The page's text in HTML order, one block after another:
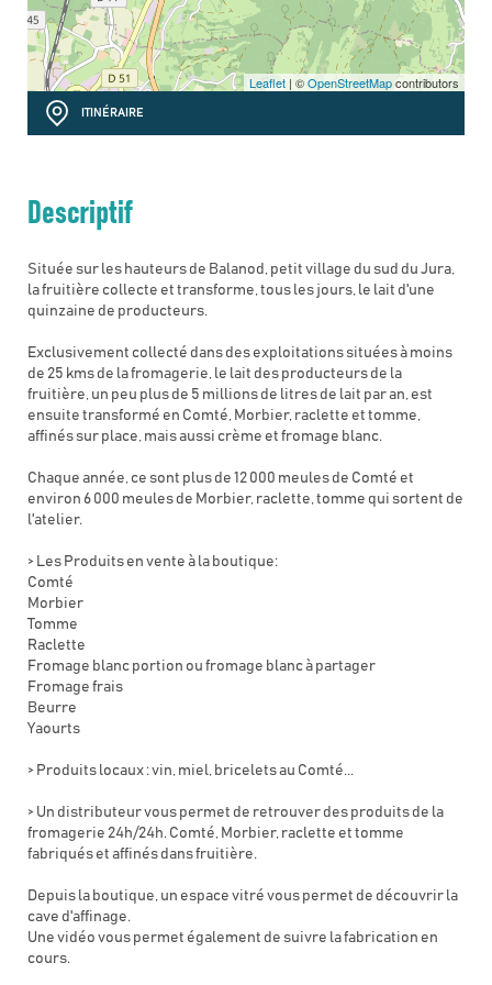
Leaflet | ©OpenStreetMapcontributors
ITINÉRAIRE
Descriptif
Située sur les hauteurs de Balanod, petit village du sud du Jura,
la fruitière collecte et transforme, tous les jours, le lait d'une
quinzaine de producteurs.
Exclusivement collecté dans des exploitations situées à moins
de 25 kms de la fromagerie, le lait des producteurs de la
fruitière, un peu plus de 5 millions de litres de lait par an, est
ensuite transformé en Comté, Morbier, raclette et tomme,
affinés sur place, mais aussi crème et fromage blanc.
Chaque année, ce sont plus de 12 000 meules de Comté et
environ 6 000 meules de Morbier, raclette, tomme qui sortent de
l'atelier.
> Les Produits en vente à la boutique:
Comté
Morbier
Tomme
Raclette
Fromage blanc portion ou fromage blanc à partager
Fromage frais
Beurre
Yaourts
> Produits locaux : vin, miel, bricelets au Comté...
> Un distributeur vous permet de retrouver des produits de la
fromagerie 24h/24h. Comté, Morbier, raclette et tomme
fabriqués et affinés dans fruitière.
Depuis la boutique, un espace vitré vous permet de découvrir la
cave d'affinage.
Une vidéo vous permet également de suivre la fabrication en
cours.